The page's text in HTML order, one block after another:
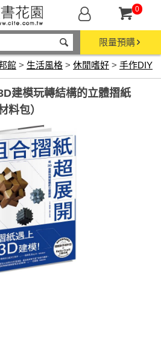
0
限量預購
館 > 生活風格 > 休閒嗜好 > 手作DIY
建模玩轉結構的立體摺紙
料包）